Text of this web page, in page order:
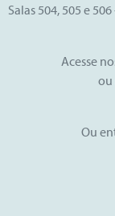
Salas 504, 505 e
Acesse
ou
Ou